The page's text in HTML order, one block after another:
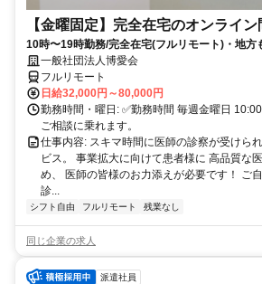
【金曜固定】完全在宅のオンライ
10時〜19時勤務/完全在宅(フルリモート)・地方
業務一般社団法人博愛会
フルリモート
日給32,000円～80,000円
勤務時間・曜日: ✅勤務時間 毎週金曜日
ご相談に乗れます。
仕事内容: スキマ時間に医師の診察が受けら
ビス。 事業拡大に向けて患者様に 高品質な
め、 医師の皆様のお力添えが必要です！ ご
診...
シフト自由 フルリモート 残業なし
同じ企業の求人
派遣社員